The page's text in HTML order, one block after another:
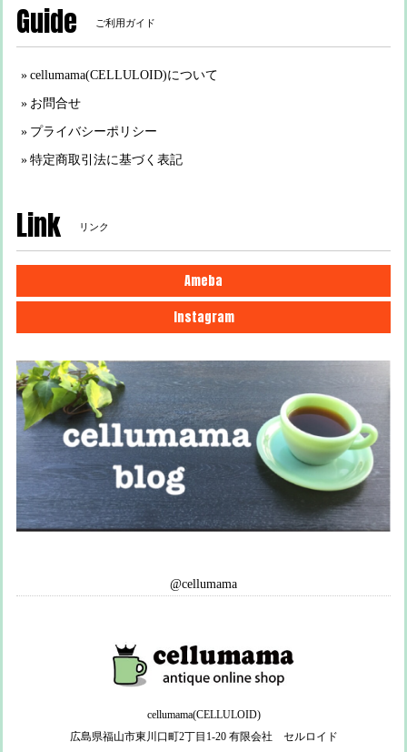
Guide ご利用ガイド
cellumama(CELLULOID)について
お問合せ
プライバシーポリシー
特定商取引法に基づく表記
Link リンク
Ameba
Instagram
@cellumama
cellumama(CELLULOID)
広島県福山市東川口町2丁目1-20 有限会社 セルロイド